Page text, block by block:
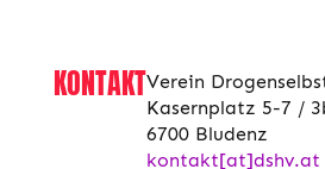
KONTAKTVerein
Kasernplatz 5-7 /
6700 Bludenz
kontakt[at]dshv.at